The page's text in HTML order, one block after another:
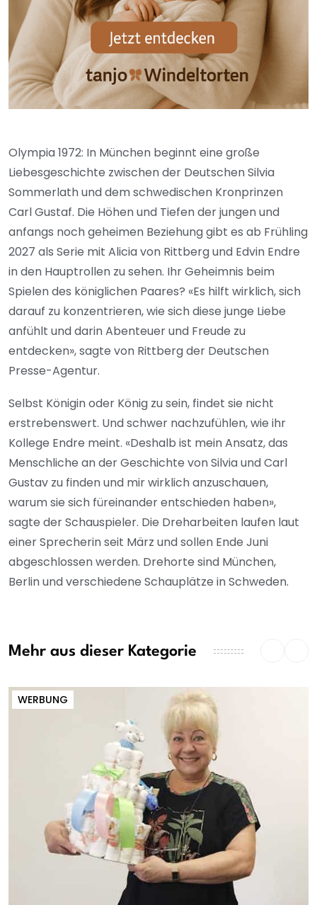
Olympia 1972: In München beginnt eine große
Liebesgeschichte zwischen der Deutschen Silvia
Sommerlath und dem schwedischen Kronprinzen
Carl Gustaf. Die Höhen und Tiefen der jungen und
anfangs noch geheimen Beziehung gibt es ab Frühling
2027 als Serie mit Alicia von Rittberg und Edvin Endre
in den Hauptrollen zu sehen. Ihr Geheimnis beim
Spielen des königlichen Paares? «Es hilft wirklich, sich
darauf zu konzentrieren, wie sich diese junge Liebe
anfühlt und darin Abenteuer und Freude zu
entdecken», sagte von Rittberg der Deutschen
Presse-Agentur.
Selbst Königin oder König zu sein, findet sie nicht
erstrebenswert. Und schwer nachzufühlen, wie ihr
Kollege Endre meint. «Deshalb ist mein Ansatz, das
Menschliche an der Geschichte von Silvia und Carl
Gustav zu finden und mir wirklich anzuschauen,
warum sie sich füreinander entschieden haben»,
sagte der Schauspieler. Die Dreharbeiten laufen laut
einer Sprecherin seit März und sollen Ende Juni
abgeschlossen werden. Drehorte sind München,
Berlin und verschiedene Schauplätze in Schweden.
Mehr aus dieser Kategorie
WERBUNG